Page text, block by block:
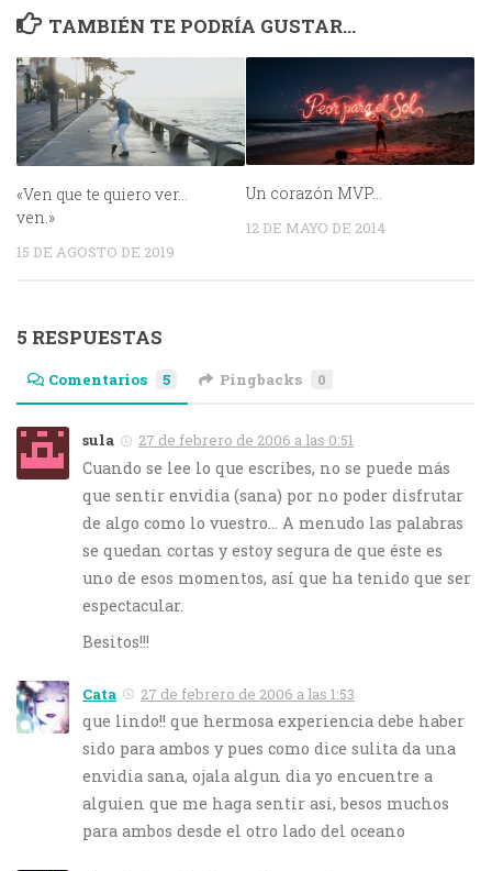
TAMBIÉN TE PODRÍA GUSTAR...
«Ven que te quiero ver…
ven.»
15 DE AGOSTO DE 2019
Un corazón MVP…
12 DE MAYO DE 2014
5 RESPUESTAS
Comentarios 5 Pingbacks 0
sula 27 de febrero de 2006 a las 0:51
Cuando se lee lo que escribes, no se puede más
que sentir envidia (sana) por no poder disfrutar
de algo como lo vuestro… A menudo las palabras
se quedan cortas y estoy segura de que éste es
uno de esos momentos, así que ha tenido que ser
espectacular.
Besitos!!!
Cata 27 de febrero de 2006 a las 1:53
que lindo!! que hermosa experiencia debe haber
sido para ambos y pues como dice sulita da una
envidia sana, ojala algun dia yo encuentre a
alguien que me haga sentir asi, besos muchos
para ambos desde el otro lado del oceano